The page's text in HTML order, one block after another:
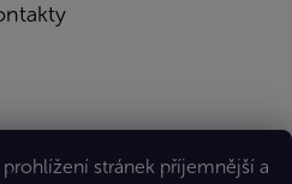
stránek příjemnější a